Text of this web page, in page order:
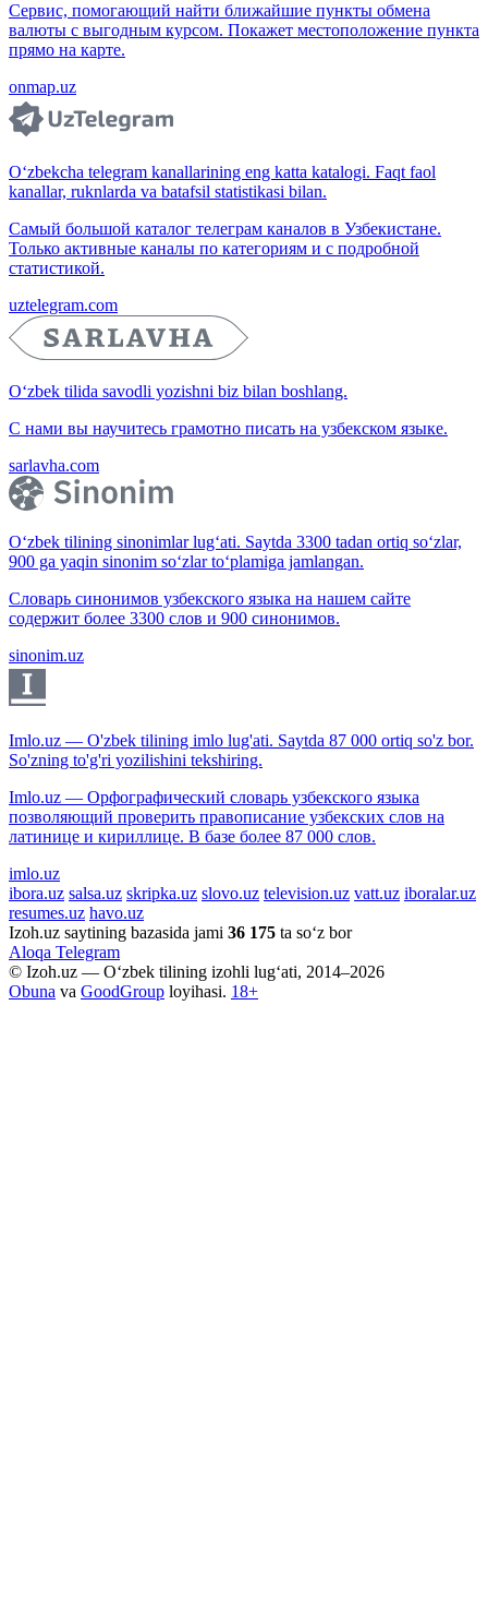
Сервис, помогающий найти ближайшие пункты обмена
валюты с выгодным курсом. Покажет местоположение пункта
прямо на карте.
onmap.uz
O‘zbekcha telegram kanallarining eng katta katalogi. Faqt faol
kanallar, ruknlarda va batafsil statistikasi bilan.
Самый большой каталог телеграм каналов в Узбекистане.
Только активные каналы по категориям и с подробной
статистикой.
uztelegram.com
O‘zbek tilida savodli yozishni biz bilan boshlang.
С нами вы научитесь грамотно писать на узбекском языке.
sarlavha.com
O‘zbek tilining sinonimlar lug‘ati. Saytda 3300 tadan ortiq so‘zlar,
900 ga yaqin sinonim so‘zlar to‘plamiga jamlangan.
Словарь синонимов узбекского языка на нашем сайте
содержит более 3300 слов и 900 синонимов.
sinonim.uz
Imlo.uz — O'zbek tilining imlo lug'ati. Saytda 87 000 ortiq so'z bor.
So'zning to'g'ri yozilishini tekshiring.
Imlo.uz — Орфографический словарь узбекского языка
позволяющий проверить правописание узбекских слов на
латинице и кириллице. В базе более 87 000 слов.
imlo.uz
ibora.uz salsa.uz skripka.uz slovo.uz television.uz vatt.uz iboralar.uz
resumes.uz havo.uz
Izoh.uz saytining bazasida jami 36 175 ta so‘z bor
Aloqa Telegram
© Izoh.uz — O‘zbek tilining izohli lug‘ati, 2014–2026
Obuna va GoodGroup loyihasi. 18+